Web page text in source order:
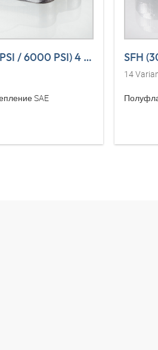
SFH (3000 PSI / 6000 PSI) 4 L VA
SAE
SFH
14